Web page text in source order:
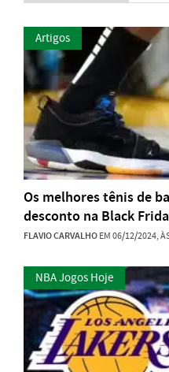
Artigos
Os melhores tênis de
desconto na Black
FLAVIO CARVALHOEM 06/12/2024,
NBA Jogos Hoje